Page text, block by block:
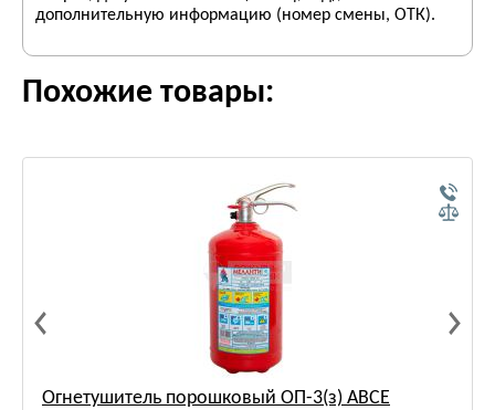
дополнительную информацию (номер смены, ОТК).
Похожие товары:
Огнетушитель порошковый ОП-3(з) АВСЕ